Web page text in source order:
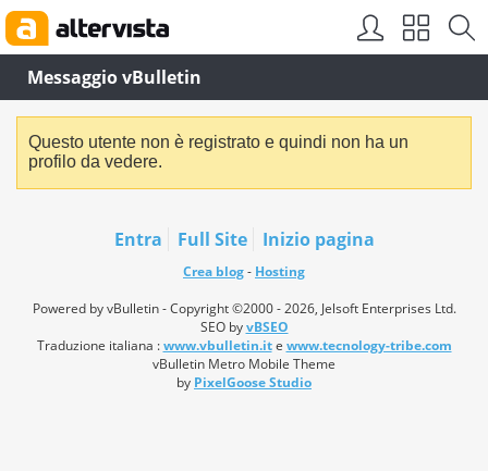
Messaggio vBulletin
Questo utente non è registrato e quindi non ha un
profilo da vedere.
Entra Full Site Inizio pagina
Crea blog- Hosting
Powered by vBulletin - Copyright ©2000 - 2026, Jelsoft Enterprises Ltd.
SEO byvBSEO
Traduzione italiana :www.vbulletin.ite www.tecnology-tribe.com
vBulletin Metro Mobile Theme
by PixelGoose Studio